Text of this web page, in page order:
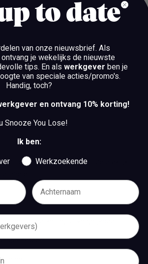
met je telefoon)
promotie van onze shows
heeft om het vak écht in de praktijk
media, marketing of vergelijkbaar)
to date
van onze nieuwsbrief. Als
ontvang je wekelijks de nieuwste
tips. En als werkgever ben je
van speciale acties/promo's.
Handig, toch?
en ontvang 10% korting!
Snooze You Lose!
Ik ben:
Werkzoekende